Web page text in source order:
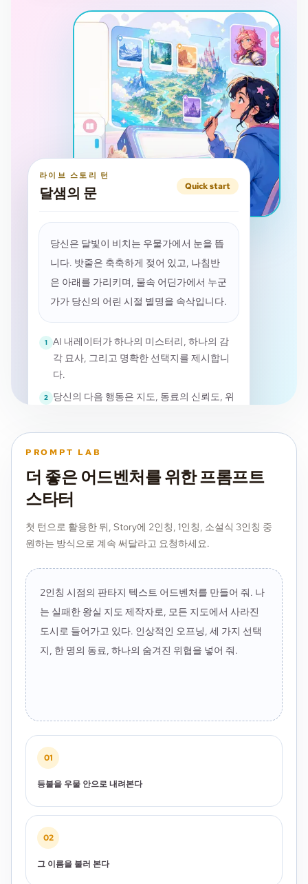
라이브 스토리 턴
달샘의 문 Quick start
당신은 달빛이 비치는 우물가에서 눈을 뜹
니다. 밧줄은 축축하게 젖어 있고, 나침반
은 아래를 가리키며, 물속 어딘가에서 누군
가가 당신의 어린 시절 별명을 속삭입니다.
1
AI 내레이터가 하나의 미스터리, 하나의 감
각 묘사, 그리고 명확한 선택지를 제시합니
다.
2
당신의 다음 행동은 지도, 동료의 신뢰도, 위
3 Story가 장면, 메모, 선택지를 함께 관리해
어드벤처를 자연스럽게 이어갈 수 있습니다.
등불을 우물 안으로 내려본다
나침반에 분필로 표시를 남긴다
PROMPT LAB
더 좋은 어드벤처를 위한 프롬프트
스타터
첫 턴으로 활용한 뒤, Story에 2인칭, 1인칭, 소설식 3인칭 중
원하는 방식으로 계속 써달라고 요청하세요.
2인칭 시점의 판타지 텍스트 어드벤처를 만들어 줘. 나
는 실패한 왕실 지도 제작자로, 모든 지도에서 사라진
도시로 들어가고 있다. 인상적인 오프닝, 세 가지 선택
지, 한 명의 동료, 하나의 숨겨진 위협을 넣어 줘.
01
등불을 우물 안으로 내려본다
02
그 이름을 불러 본다